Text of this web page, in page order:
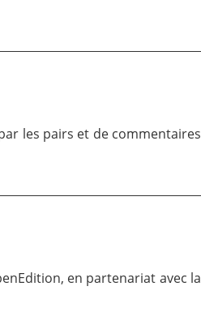
les pairs et de commentaires
en partenariat avec la